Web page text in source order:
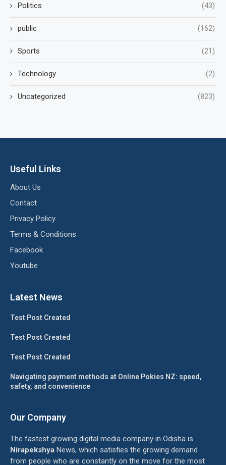
Politics (43)
public (162)
Sports (21)
Technology (2)
Uncategorized (823)
Useful Links
About Us
Contact
Privacy Policy
Terms & Conditions
Facebook
Youtube
Latest News
Test Post Created
Test Post Created
Test Post Created
Navigating payment methods at Online Pokies NZ: speed,
safety, and convenience
Our Company
The fastest growing digital media company in Odisha is
Nirapekshya News, which satisfies the growing demand
from people who are constantly on the move for the most